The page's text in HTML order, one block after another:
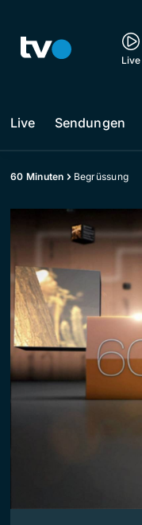
Live
Live Sendungen
60 Minuten Begrüssung